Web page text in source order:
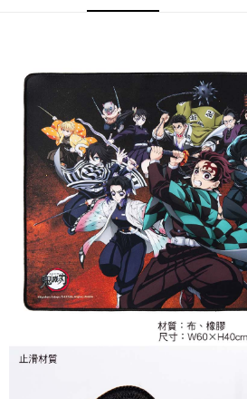
全家取貨付款
每筆NT$65，滿NT$1,300(含以上)免運費
付款後全家取貨
每筆NT$65，滿NT$1,300(含以上)免運費
(不開放使用，請勿選取）
每筆NT$9,999
7-11取貨付款
每筆NT$65，滿NT$1,300(含以上)免運費
宅配-木棉花樂園專用